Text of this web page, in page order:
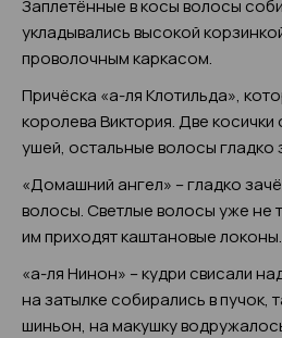
Заплетённые в косы волосы
укладывались высокой
проволочным каркасом.
Причёска «а-ля Клотильда»,
королева Виктория. Две косички
ушей, остальные волосы гладко
«Домашний ангел» – гладко
волосы. Светлые волосы уже не
им приходят каштановые локоны.
«а-ля Нинон» – кудри свисали
на затылке собирались в пучок,
шиньон, на макушку